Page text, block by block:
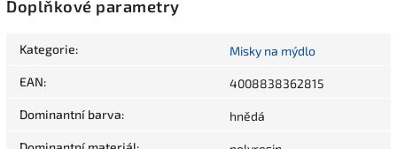
Doplňkové parametry
Kategorie: Misky na mýdlo
EAN: 4008838362815
Dominantní barva: hnědá